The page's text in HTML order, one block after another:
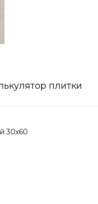
плитки
30х60